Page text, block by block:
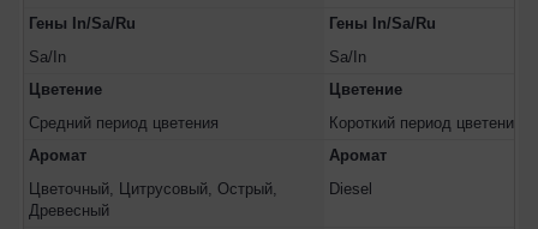
Гены In/Sa/Ru
Sa/In
Гены In/Sa/Ru
Sa/In
Цветение
Средний период цветения
Цветение
Короткий период цветения
Аромат
Цветочный, Цитрусовый, Острый,
Древесный
Аромат
Diesel